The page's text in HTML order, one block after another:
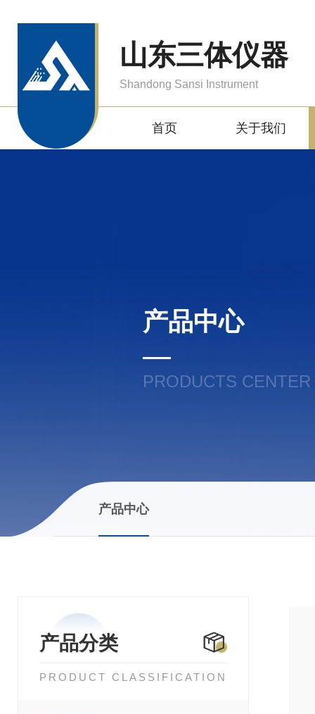
山东三体仪器
Shandong Sansi Instrument
首页 关于我们
产品中心
PRODUCTS CENTER
产品中心
产品分类
PRODUCT CLASSIFICATION